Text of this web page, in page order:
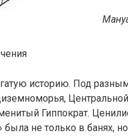
историю. Под
Гиппократ.
не только в банях,